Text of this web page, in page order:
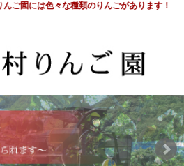
には色々な種類のりんごがあります！